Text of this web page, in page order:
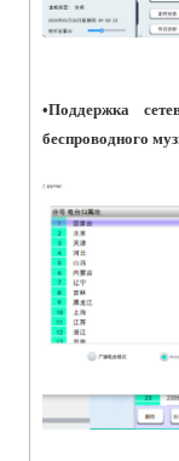
•Поддержка
беспроводного